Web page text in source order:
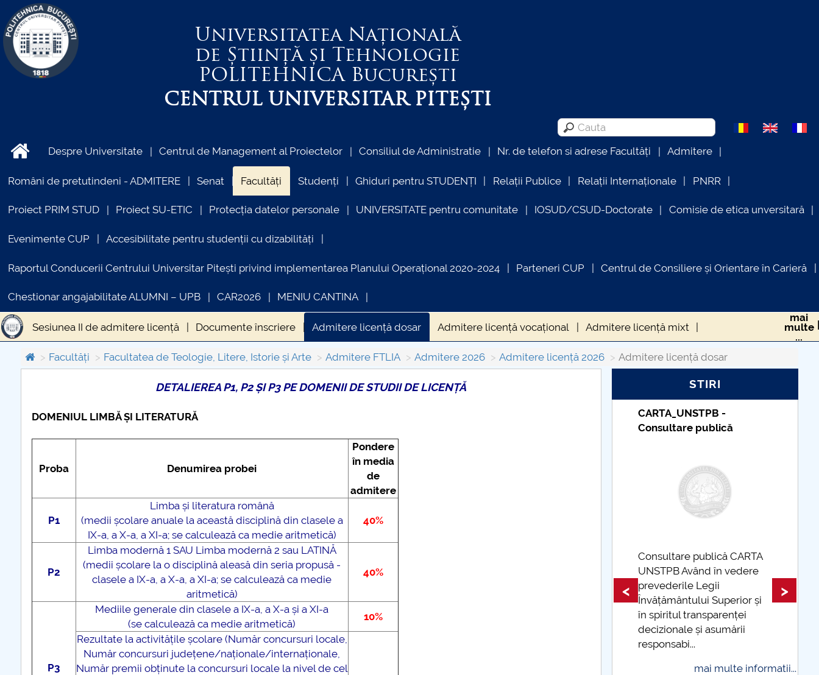
Universitatea Națională
de Știință și Tehnologie
POLITEHNICABucurești
CENTRUL UNIVERSITAR PITEȘTI
Despre Universitate Centrul de Management al Proiectelor Consiliul de Administratie Nr. de telefon si adrese Facultăți Admitere
Români de pretutindeni - ADMITERE Senat Facultăți Studenți Ghiduri pentru STUDENȚI Relații Publice Relații Internaționale PNRR
Proiect PRIM STUD Proiect SU-ETIC Protecția datelor personale UNIVERSITATE pentru comunitate IOSUD/CSUD-Doctorate Comisie de etica unversitară
Evenimente CUP Accesibilitate pentru studenții cu dizabilități
Raportul Conducerii Centrului Universitar Pitești privind implementarea Planului Operațional 2020-2024 Parteneri CUP Centrul de Consiliere și Orientare în Carieră
Chestionar angajabilitate ALUMNI – UPB CAR2026 MENIU CANTINA
Sesiunea II de admitere licență Documente înscriere Admitere licență dosar Admitere licență vocațional Admitere licență mixt
mai
multe
...
Facultăți
Facultatea de Teologie, Litere, Istorie și Arte Admitere FTLIA Admitere 2026 Admitere licență 2026 Admitere licență dosar
DETALIEREA P1, P2 ȘI P3 PE DOMENII DE STUDII DE LICENȚĂ
DOMENIUL LIMBĂ ȘI LITERATURĂ
Proba Denumirea probei
Pondere
în media
de
admitere
P1
Limba și literatura română
(medii școlare anuale la această disciplină din clasele a
IX-a, a X-a, a XI-a; se calculează ca medie aritmetică)
40%
P2
Limba modernă 1 SAU Limba modernă 2 sau LATINĂ
(medii școlare la o disciplină aleasă din seria propusă -
clasele a IX-a, a X-a, a XI-a; se calculează ca medie
aritmetică)
40%
P3
Mediile generale din clasele a IX-a, a X-a și a XI-a
(se calculează ca medie aritmetică)
10%
Rezultate la activitățile școlare (Număr concursuri locale,
Număr concursuri județene/naționale/internaționale,
Număr premii obținute la concursuri locale la nivel de cel
STIRI
COMUNICAT DE PRESA
COMUNICAT Eveniment de
informare și promovare a
ofertei educaționale
universitare la Colegiul
Teoretic „Ion Cantacuzino”
Piteşti 26.03.2026
COMUNICAT Eveniment de
informare �...
mai multe informatii...
Taxe de școlarizare
indexate – Centrul
Taxe de școlarizare
indexate Taxele se pot plăti
și cu cardul
mai multe informatii...
< >